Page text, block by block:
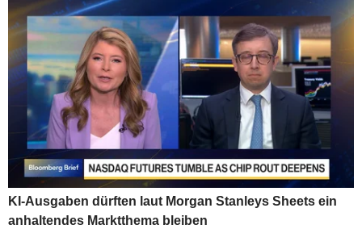
KI-Ausgaben dürften laut Morgan Stanleys Sheets ein
anhaltendes Marktthema bleiben